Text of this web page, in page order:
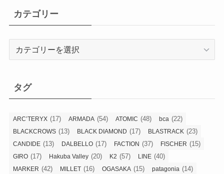
カテゴリー
ー
タグ
ARC’TERYX (17) ARMADA (54) ATOMIC (48) bca (22)
BLACKCROWS (13) BLACK DIAMOND (17) BLASTRACK (23)
CANDIDE (13) DALBELLO (17) FACTION (37) FISCHER (15)
GIRO (17) Hakuba Valley (20) K2 (57) LINE (40)
MARKER (42) MILLET (16) OGASAKA (15) patagonia (14)